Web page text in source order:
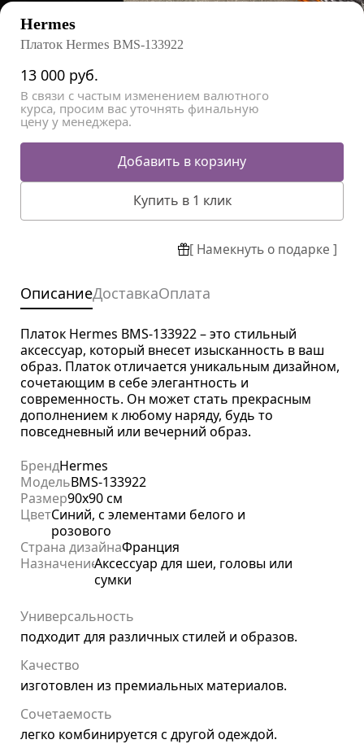
Hermes
Платок Hermes BMS-133922
13 000 руб.
В связи с частым изменением валютного
курса, просим вас уточнять финальную
цену у менеджера.
Добавить в корзину
Купить в 1 клик
[ Намекнуть о подарке ]
ОписаниеДоставкаОплата
Платок Hermes BMS-133922 – это стильный
аксессуар, который внесет изысканность в ваш
образ. Платок отличается уникальным дизайном,
сочетающим в себе элегантность и
современность. Он может стать прекрасным
дополнением к любому наряду, будь то
повседневный или вечерний образ.
БрендHermes
МодельBMS-133922
Размер90x90 см
ЦветСиний, с элементами белого и
розового
Страна дизайнаФранция
НазначениеАксессуар для шеи, головы или
сумки
Универсальность
подходит для различных стилей и образов.
Качество
изготовлен из премиальных материалов.
Сочетаемость
легко комбинируется с другой одеждой.